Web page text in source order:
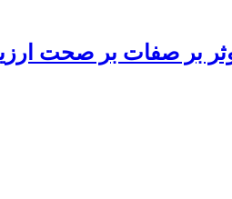
بر صفات بر صحت